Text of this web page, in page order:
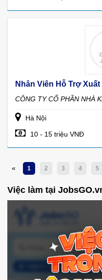
Hà Nội
10 - 15 triệu VNĐ
« 1 2 3 4 5
Việc làm tại